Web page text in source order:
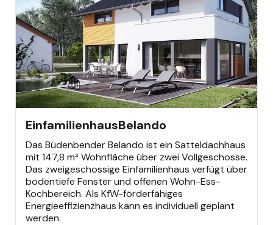
EinfamilienhausBelando
Das Büdenbender Belando ist ein Satteldachhaus
mit 147,8 m² Wohnfläche über zwei Vollgeschosse.
Das zweigeschossige Einfamilienhaus verfügt über
bodentiefe Fenster und offenen Wohn-Ess-
Kochbereich. Als KfW-förderfähiges
Energieeffizienzhaus kann es individuell geplant
werden.